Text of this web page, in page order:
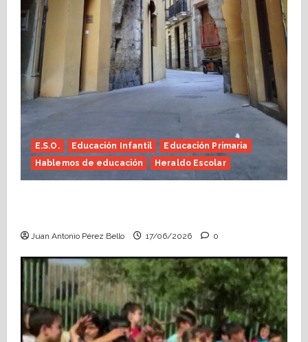
E.S.O. Educación Infantil
Educación Primaria
Hablemos de educación
Heraldo Escolar
Juan Antonio Pérez Bello 17/06/2026 0